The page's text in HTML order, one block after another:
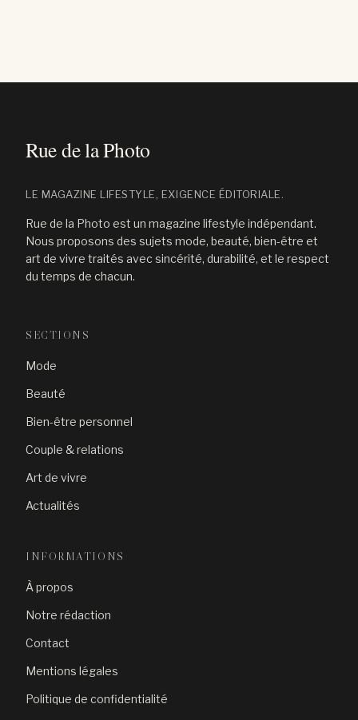
LE MAGAZINE LIFESTYLE, EXIGENCE ÉDITORIALE.
Rue de la Photo est un magazine lifestyle indépendant.
Nous proposons des sujets mode, beauté, bien-être et
art de vivre traités avec sincérité, durabilité, et le respect
du temps de chacun.
SECTIONS
Mode
Beauté
Bien-être personnel
Couple & relations
Art de vivre
Actualités
INFORMATIONS
À propos
Notre rédaction
Contact
Mentions légales
Politique de confidentialité